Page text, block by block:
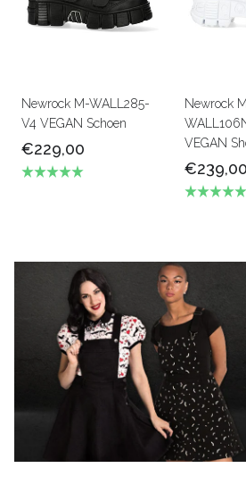
Newrock M-WALL285-
V4 VEGAN Schoen
€229,00
Newrock
VEGAN
€239,00